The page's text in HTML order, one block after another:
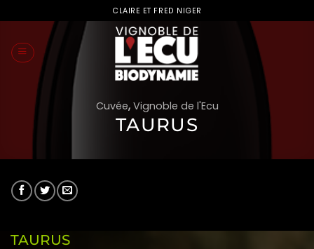
au
contenu
CLAIRE ET FRED NIGER
Cuvée, Vignoble de l'Ecu
TAURUS
TAURUS